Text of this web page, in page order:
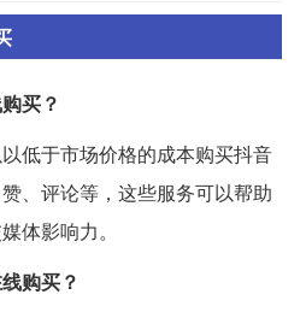
买？
低于市场价格的成本购买抖音
、评论等，这些服务可以帮助
体影响力。
购买？